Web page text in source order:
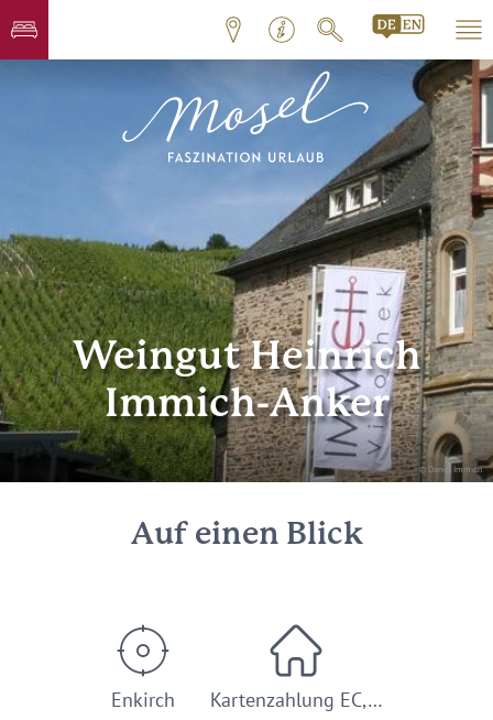
© Daniel Immich
Weingut Heinrich
Immich-Anker
Auf einen Blick
Enkirch Kartenzahlung EC,…